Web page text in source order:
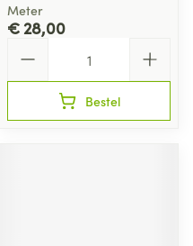
Meter
€ 28,00
Bestel